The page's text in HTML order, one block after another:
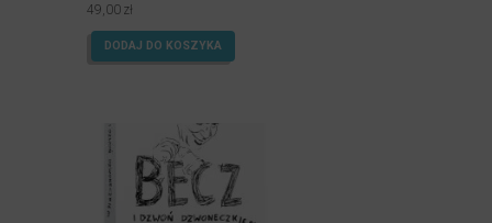
49,00 zł
DODAJ DO KOSZYKA